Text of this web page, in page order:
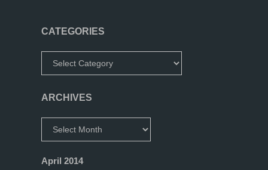
CATEGORIES
ARCHIVES
April 2014